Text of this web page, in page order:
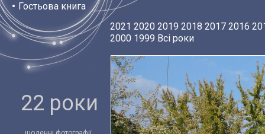
• Гостьова книга
22 роки
2021 2020 2019 2018 2017 2016
2000 1999 Всі роки